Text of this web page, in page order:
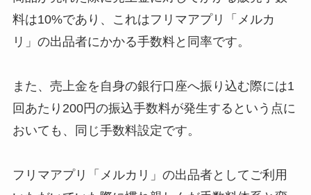
料は10%であり、これはフリマアプリ「メルカ
リ」の出品者にかかる手数料と同率です。
また、売上金を自身の銀行口座へ振り込む際には1
回あたり200円の振込手数料が発生するという点に
おいても、同じ手数料設定です。
フリマアプリ「メルカリ」の出品者としてご利用